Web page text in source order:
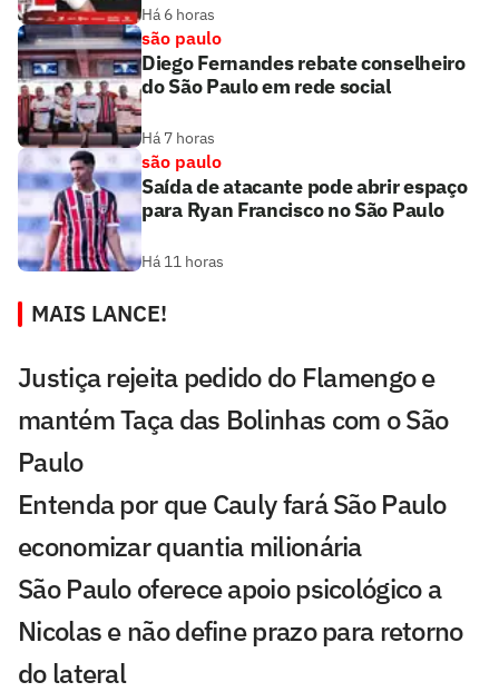
Há 6 horas
são paulo
Diego Fernandes rebate conselheiro
do São Paulo em rede social
Há 7 horas
são paulo
Saída de atacante pode abrir espaço
para Ryan Francisco no São Paulo
Há 11 horas
MAIS LANCE!
Justiça rejeita pedido do Flamengo e
mantém Taça das Bolinhas com o São
Paulo
Entenda por que Cauly fará São Paulo
economizar quantia milionária
São Paulo oferece apoio psicológico a
Nicolas e não define prazo para retorno
do lateral